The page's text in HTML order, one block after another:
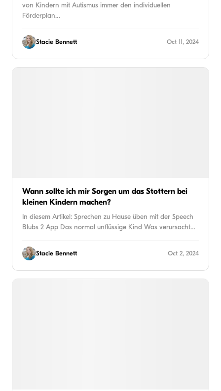
von Kindern mit Autismus immer den individuellen
Förderplan…
Stacie Bennett Oct 11, 2024
Wann sollte ich mir Sorgen um das Stottern bei
kleinen Kindern machen?
In diesem Artikel: Sprechen zu Hause üben mit der Speech
Blubs 2 App Das normal unflüssige Kind Was verursacht…
Stacie Bennett Oct 2, 2024